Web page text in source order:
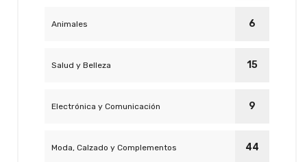
Animales 6
Salud y Belleza 15
Electrónica y Comunicación 9
Moda, Calzado y Complementos 44